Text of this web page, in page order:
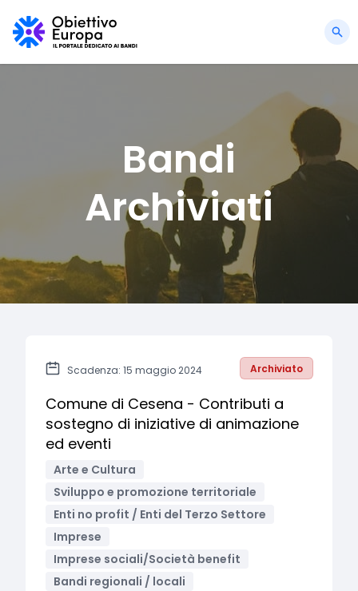
Bandi
Archiviati
Scadenza: 15 maggio 2024 Archiviato
Comune di Cesena - Contributi a
sostegno di iniziative di animazione
ed eventi
Arte e Cultura
Sviluppo e promozione territoriale
Enti no profit / Enti del Terzo Settore
Imprese
Imprese sociali/Società benefit
Bandi regionali / locali